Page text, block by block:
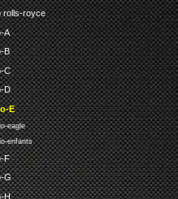
rolls-royce
A
B
C
D
E
eagle
enfants
F
G
H